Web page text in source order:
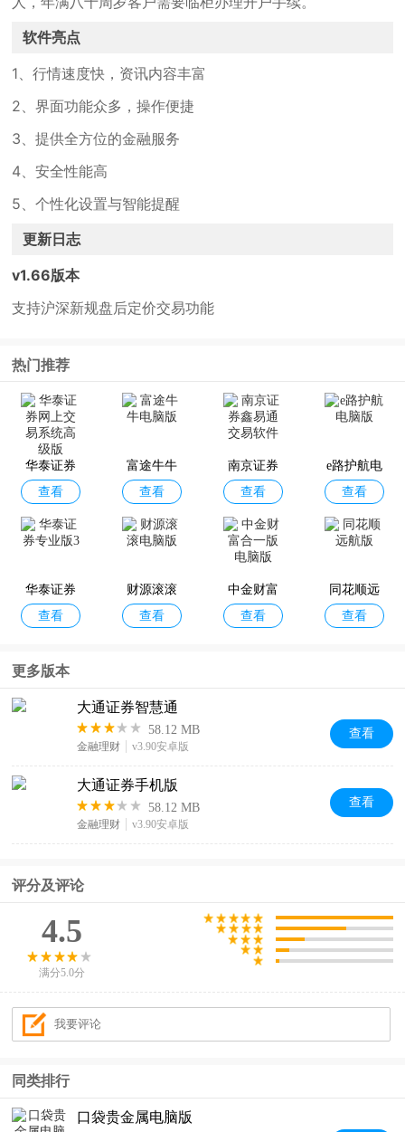
软件亮点
1、行情速度快，资讯内容丰富
2、界面功能众多，操作便捷
3、提供全方位的金融服务
4、安全性能高
5、个性化设置与智能提醒
更新日志
v1.66版本
支持沪深新规盘后定价交易功能
热门推荐
华泰证券
网上交易
系统高级
版
查看
富途牛牛
电脑版
查看
南京证券
鑫易通交
易软件
查看
e路护航电
脑版
查看
华泰证券
专业版3
查看
财源滚滚
电脑版
查看
中金财富
合一版电
查看
同花顺远
航版
查看
更多版本
大通证券智慧通
58.12 MB
金融理财 v3.90安卓版
查看
大通证券手机版
58.12 MB
金融理财 v3.90安卓版
查看
评分及评论
4.5
满分5.0分
同类排行
口袋贵金属电脑版